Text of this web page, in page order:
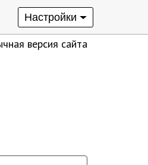
Настройки
версия сайта